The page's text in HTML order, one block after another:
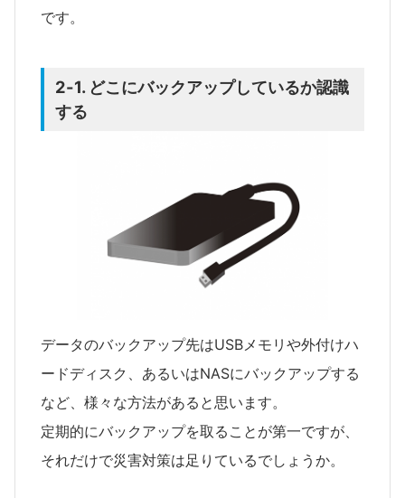
です。
2-1. どこにバックアップしているか認識
する
データのバックアップ先はUSBメモリや外付けハ
ードディスク、あるいはNASにバックアップする
など、様々な方法があると思います。
定期的にバックアップを取ることが第一ですが、
それだけで災害対策は足りているでしょうか。